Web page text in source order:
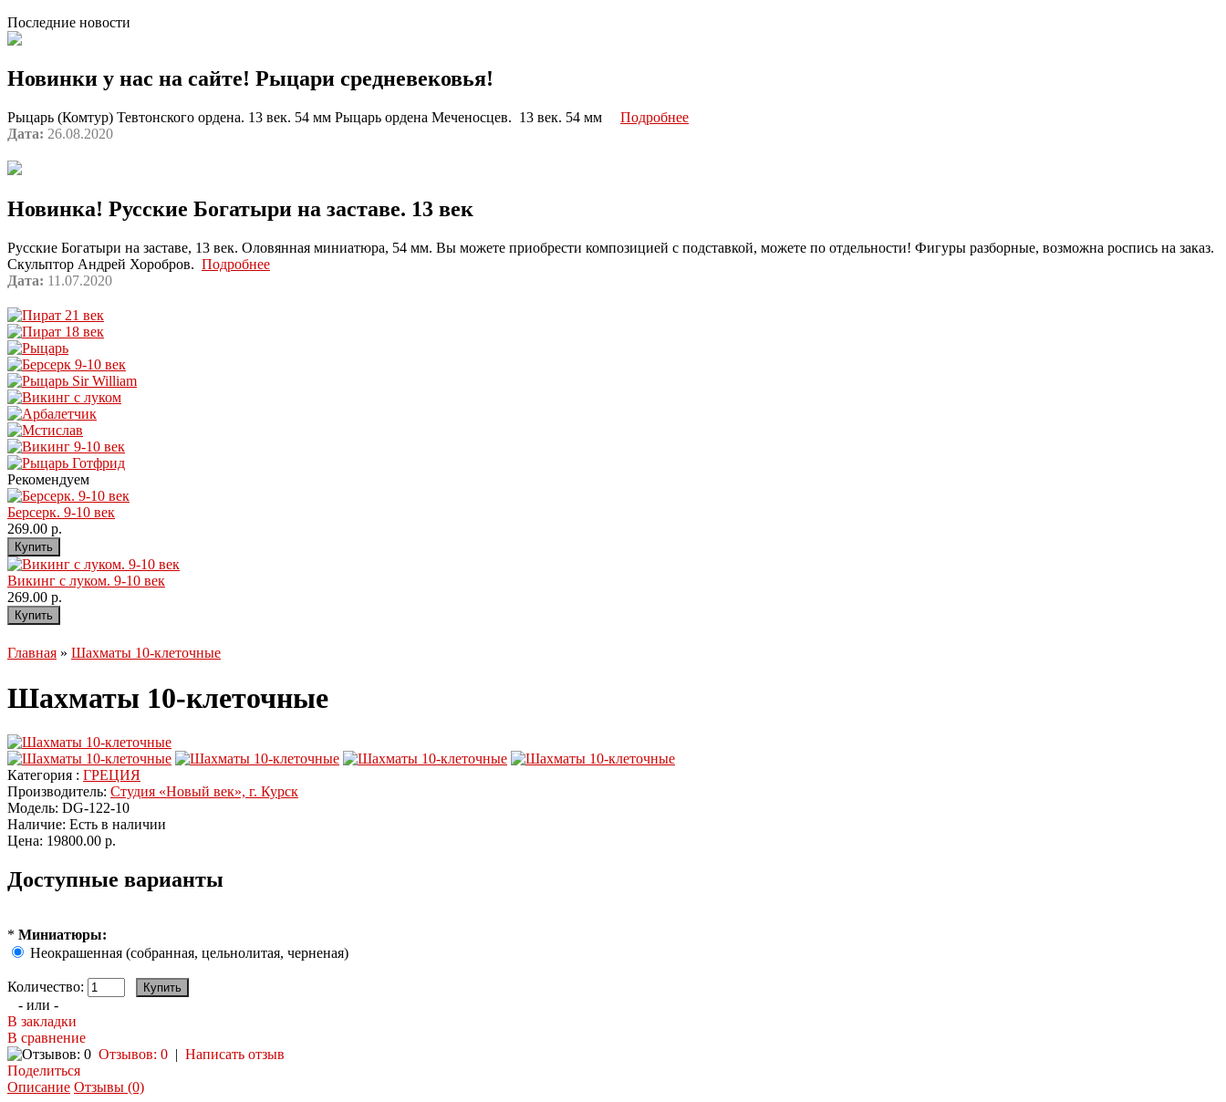
Последние новости
Новинки у нас на сайте! Рыцари средневековья!
Рыцарь (Комтур) Тевтонского ордена. 13 век. 54 мм Рыцарь ордена Меченосцев. 13 век. 54 мм Подробнее
Дата: 26.08.2020
Новинка! Русские Богатыри на заставе. 13 век
Русские Богатыри на заставе, 13 век. Оловянная миниатюра, 54 мм. Вы можете приобрести композицией с подставкой, можете по отдельности! Фигуры разборные, возможна роспись на заказ.
Скульптор Андрей Хоробров. Подробнее
Дата: 11.07.2020
Рекомендуем
Берсерк. 9-10 век
269.00 р.
Викинг с луком. 9-10 век
269.00 р.
Главная » Шахматы 10-клеточные
Шахматы 10-клеточные
Категория : ГРЕЦИЯ
Производитель: Студия «Новый век», г. Курск
Модель: DG-122-10
Наличие: Есть в наличии
Цена: 19800.00 р.
Доступные варианты
* Миниатюры:
Неокрашенная (собранная, цельнолитая, черненая)
Количество:
- или -
В закладки
В сравнение
Отзывов: 0 | Написать отзыв
Поделиться
Описание Отзывы (0)